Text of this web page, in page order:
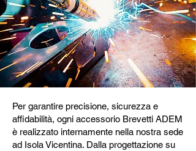
Per garantire precisione, sicurezza e
affidabilità, ogni accessorio Brevetti ADEM
è realizzato internamente nella nostra sede
ad Isola Vicentina. Dalla progettazione su